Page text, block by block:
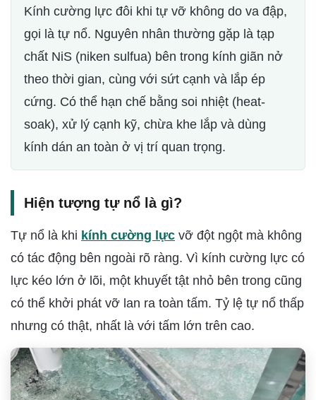
Kính cường lực đôi khi tự vỡ không do va đập,
gọi là tự nổ. Nguyên nhân thường gặp là tạp
chất NiS (niken sulfua) bên trong kính giãn nở
theo thời gian, cùng với sứt cạnh và lắp ép
cứng. Có thể hạn chế bằng soi nhiệt (heat-
soak), xử lý cạnh kỹ, chừa khe lắp và dùng
kính dán an toàn ở vị trí quan trọng.
Hiện tượng tự nổ là gì?
Tự nổ là khi kính cường lực vỡ đột ngột mà không
có tác động bên ngoài rõ ràng. Vì kính cường lực có
lực kéo lớn ở lõi, một khuyết tật nhỏ bên trong cũng
có thể khởi phát vỡ lan ra toàn tấm. Tỷ lệ tự nổ thấp
nhưng có thật, nhất là với tấm lớn trên cao.